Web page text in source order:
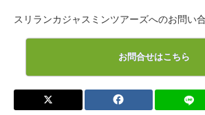
スリランカジャスミンツアーズへのお問い
お問合せはこちら